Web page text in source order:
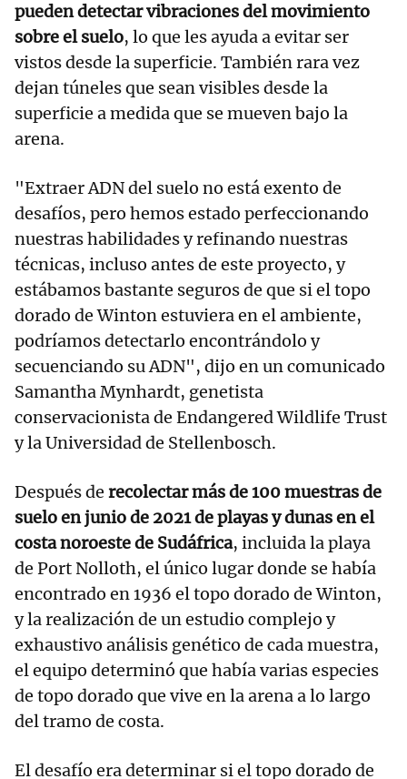
pueden detectar vibraciones del movimiento
sobre el suelo, lo que les ayuda a evitar ser
vistos desde la superficie. También rara vez
dejan túneles que sean visibles desde la
superficie a medida que se mueven bajo la
arena.
"Extraer ADN del suelo no está exento de
desafíos, pero hemos estado perfeccionando
nuestras habilidades y refinando nuestras
técnicas, incluso antes de este proyecto, y
estábamos bastante seguros de que si el topo
dorado de Winton estuviera en el ambiente,
podríamos detectarlo encontrándolo y
secuenciando su ADN", dijo en un comunicado
Samantha Mynhardt, genetista
conservacionista de Endangered Wildlife Trust
y la Universidad de Stellenbosch.
Después de recolectar más de 100 muestras de
suelo en junio de 2021 de playas y dunas en el
costa noroeste de Sudáfrica, incluida la playa
de Port Nolloth, el único lugar donde se había
encontrado en 1936 el topo dorado de Winton,
y la realización de un estudio complejo y
exhaustivo análisis genético de cada muestra,
el equipo determinó que había varias especies
de topo dorado que vive en la arena a lo largo
del tramo de costa.
El desafío era determinar si el topo dorado de